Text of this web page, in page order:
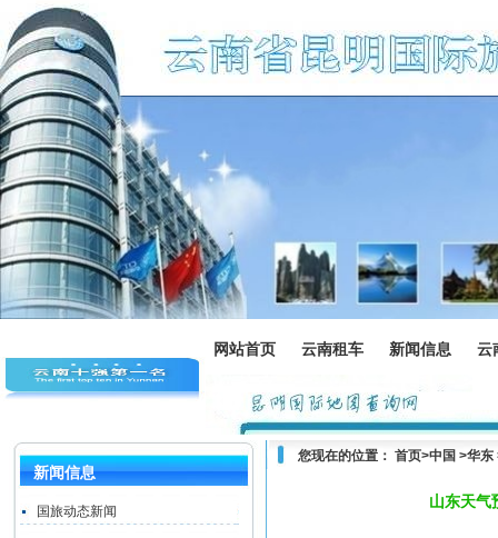
网站首页 云南租车 新闻信息 云
新闻信息
国旅动态新闻
您现在的位置： 首页>中国 >华东
山东天气